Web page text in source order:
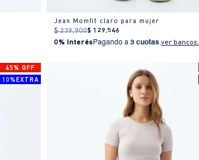
Jean Momfit claro para mujer
$ 239.900$ 129.546
0% Interés Pagando a 3 cuotas.ver bancos.
45% OFF
10%EXTRA